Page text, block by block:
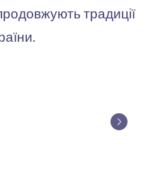
традиції